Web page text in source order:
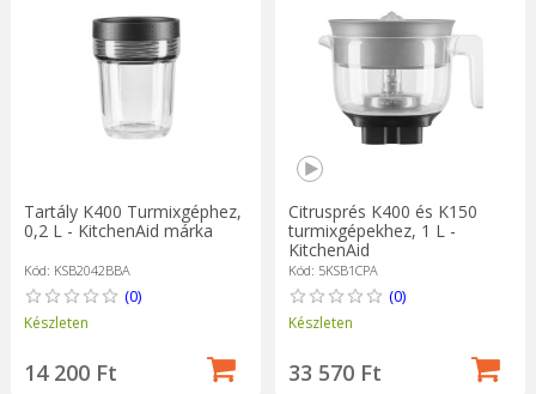
Tartály K400 Turmixgéphez,
0,2 L - KitchenAid márka
Kód: KSB2042BBA
(0)
Készleten
14 200 Ft
Citrusprés K400 és K150
turmixgépekhez, 1 L -
KitchenAid
Kód: 5KSB1CPA
(0)
Készleten
33 570 Ft